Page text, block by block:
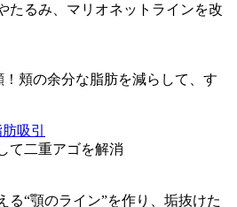
たるみ、マリオネットラインを改
頬の余分な脂肪を減らして、す
吸引
て二重アゴを解消
る“顎のライン”を作り、垢抜けた